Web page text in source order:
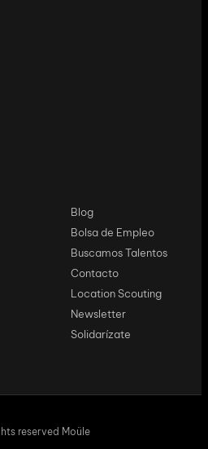
Blog
Bolsa de Empleo
Buscamos Talentos
Contacto
Location Scouting
Newsletter
Solidarízate
reserved Moüle